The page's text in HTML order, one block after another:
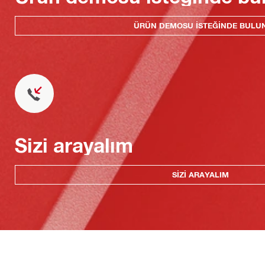
ÜRÜN DEMOSU ISTEĞINDE
Sizi arayalım
SIZI ARAYALIM